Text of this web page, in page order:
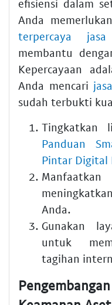
efisiensi dalam
Anda memerlukan
terpercaya
membantu
Kepercayaan
Anda mencari
sudah terbukti
Tingkatkan
Panduan
Pintar Digital
Anda.
Gunakan
untuk
tagihan